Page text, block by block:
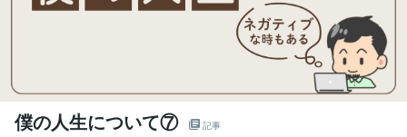
僕の人生について⑦ 記事